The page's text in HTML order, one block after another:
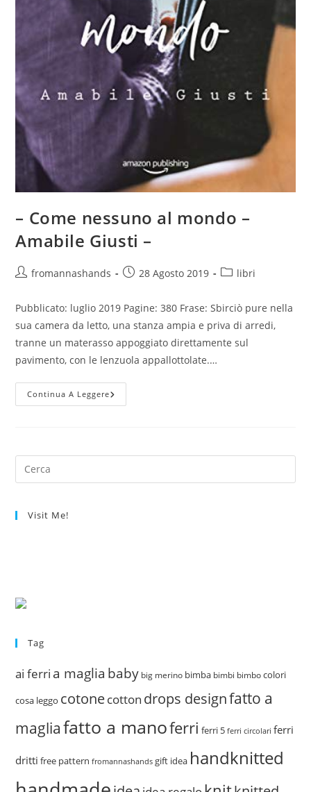
– Come nessuno al mondo –
Amabile Giusti –
Autorefromannashands
Articolo28 Agosto 2019
Categoria
libri
Pubblicato: luglio 2019 Pagine: 380 Frase: Sbirciò pure nella
sua camera da letto, una stanza ampia e priva di arredi,
tranne un materasso appoggiato direttamente sul
pavimento, con le lenzuola appallottolate.…
Continua A Leggere–
Come
Amabile
Visit Me!
Tag
ai ferri a maglia baby big merino bimba bimbi bimbo colori
cosa leggo cotonecotton drops designfatto a
magliafatto a manoferri ferri 5 ferri circolari ferri
dritti free pattern fromannashands gift idea handknitted